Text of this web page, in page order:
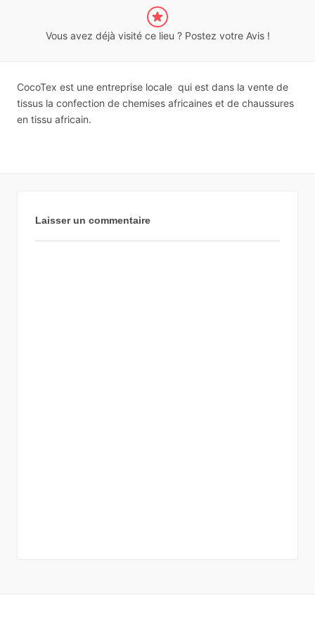
Vous avez déjà visité ce lieu ? Postez votre Avis !
CocoTex est une entreprise locale qui est dans la vente de
tissus la confection de chemises africaines et de chaussures
en tissu africain.
Laisser un commentaire